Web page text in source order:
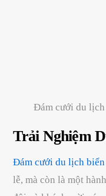
Đám cưới du
Trải Nghiệm
Đám cưới du lịch biển
lễ, mà còn là một